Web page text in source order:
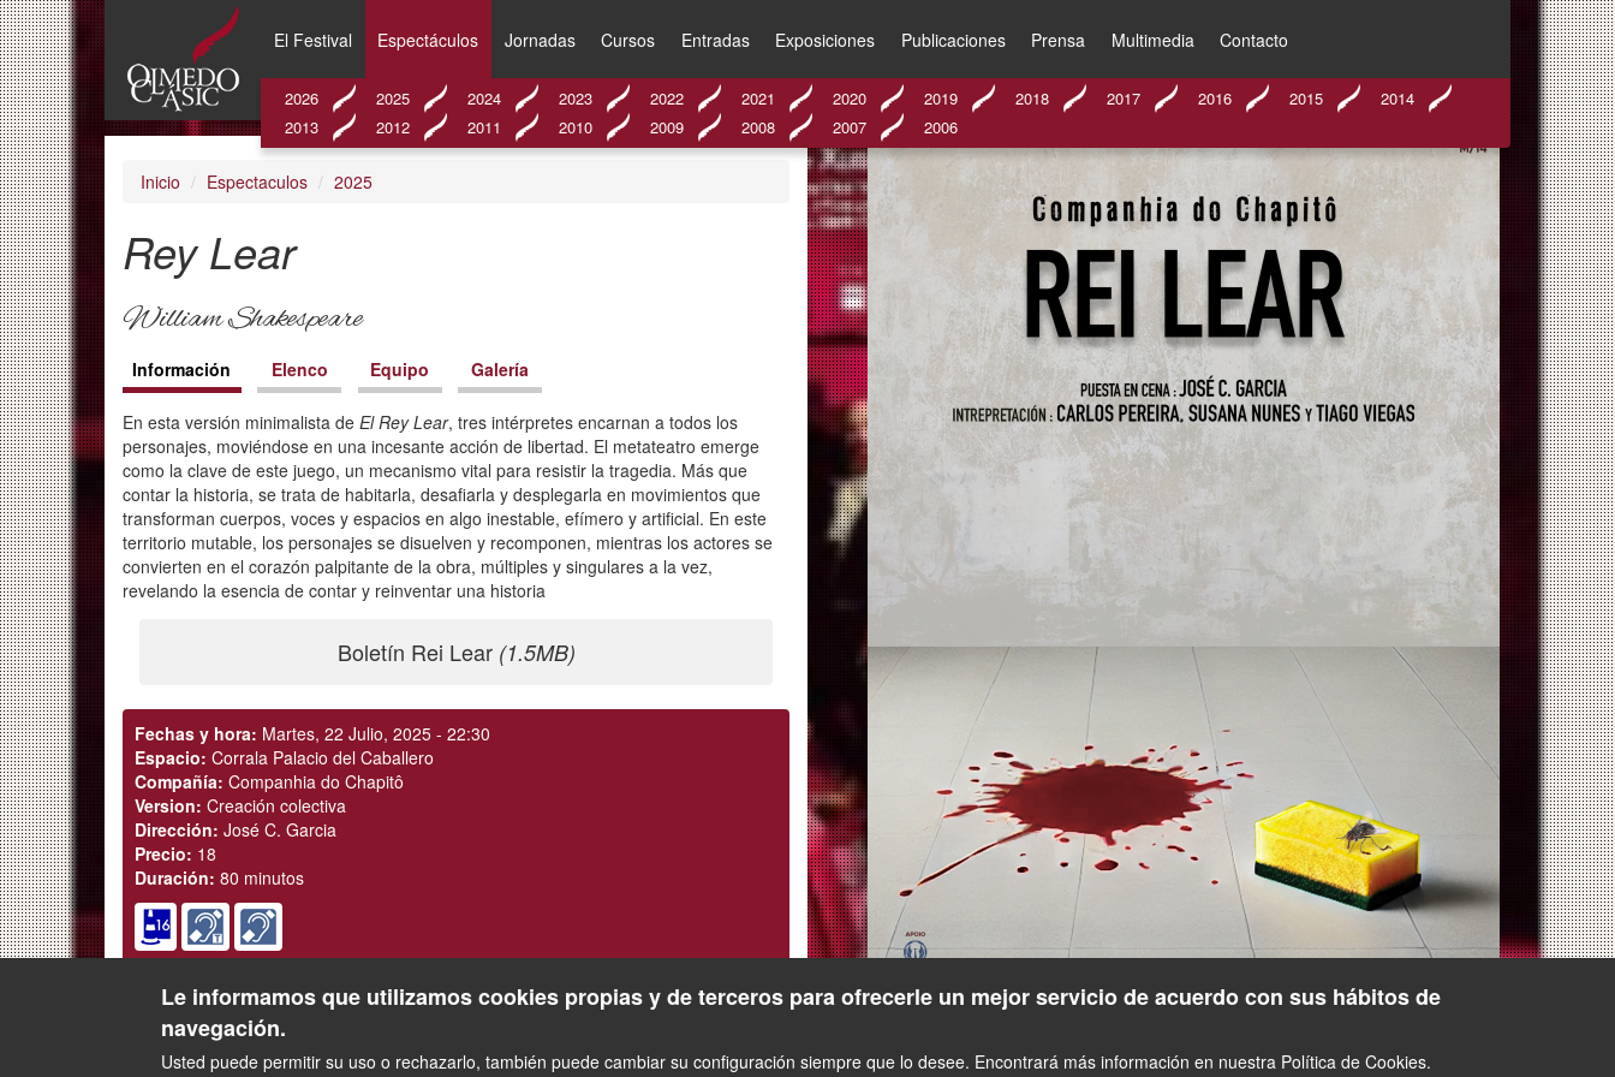
Pasar
al
contenido
principal
El Festival Espectáculos
2026 2025 2024 2023 2022 2021 2020 2019 2018 2017 2016 2015
2014
2013
2012 2011 2010 2009 2008 2007 2006
Jornadas Cursos Entradas Exposiciones Publicaciones Prensa Multimedia Contacto
Inicio Espectaculos 2025
Rey Lear
William Shakespeare
Contenido
Información (solapa
activa)
Elenco Equipo Galería
En esta versión minimalista de El Rey Lear, tres intérpretes encarnan a todos los
personajes, moviéndose en una incesante acción de libertad. El metateatro emerge
como la clave de este juego, un mecanismo vital para resistir la tragedia. Más que
contar la historia, se trata de habitarla, desafiarla y desplegarla en movimientos que
transforman cuerpos, voces y espacios en algo inestable, efímero y artificial. En este
territorio mutable, los personajes se disuelven y recomponen, mientras los actores se
convierten en el corazón palpitante de la obra, múltiples y singulares a la vez,
revelando la esencia de contar y reinventar una historia
Boletín Rei Lear (1.5MB)
Fechas y hora: Martes, 22 Julio, 2025 - 22:30
Espacio: Corrala Palacio del Caballero
Compañía: Companhia do Chapitô
Version: Creación colectiva
Dirección: José C. Garcia
Precio: 18
Duración: 80 minutos
Entradas
Le informamos que utilizamos cookies propias y de terceros para ofrecerle un mejor servicio de acuerdo con sus hábitos de
navegación.
Usted puede permitir su uso o rechazarlo, también puede cambiar su configuración siempre que lo desee. Encontrará más información en nuestra Política de Cookies.